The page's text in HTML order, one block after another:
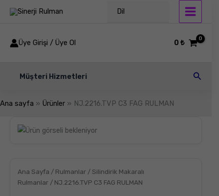
atla
Dil
Üye Girişi / Üye Ol 0₺
Müşteri Hizmetleri Arama
Ana sayfa Ürünler NJ.2216.TVP C3 FAG RULMAN
Ana Sayfa / Rulmanlar / Silindirik Makaralı
Rulmanlar / NJ.2216.TVP C3 FAG RULMAN
C3